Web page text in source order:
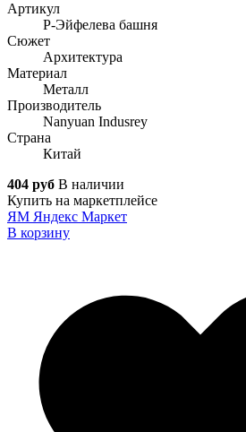
Артикул
P-Эйфелева башня
Сюжет
Архитектура
Материал
Металл
Производитель
Nanyuan Indusrey
Страна
Китай
404 руб В наличии
Купить на маркетплейсе
ЯМ Яндекс Маркет
В корзину